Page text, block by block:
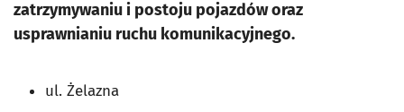
zatrzymywaniu i postoju pojazdów oraz
usprawnianiu ruchu komunikacyjnego.
ul. Żelazna